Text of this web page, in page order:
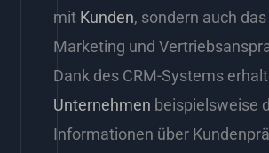
mit Kunden, sondern auch
Marketing und
Dank des CRM-Systems
Unternehmen beispielsweise
Informationen über